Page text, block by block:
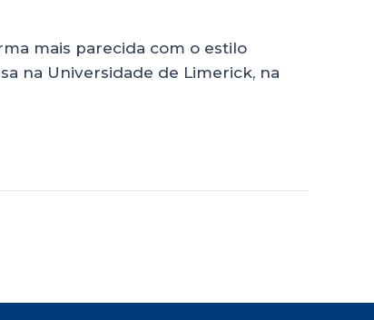
mais parecida com o estilo
na Universidade de Limerick, na